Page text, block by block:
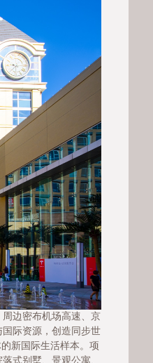
边密布机场高速、京
际资源，创造同步世
新国际生活样本。项
式别墅、景观公寓、